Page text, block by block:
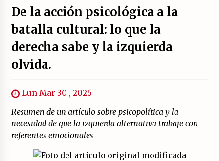
De la acción psicológica a la
batalla cultural: lo que la
derecha sabe y la izquierda
olvida.
Lun Mar 30 , 2026
Resumen de un artículo sobre psicopolítica y la
necesidad de que la izquierda alternativa trabaje con
referentes emocionales